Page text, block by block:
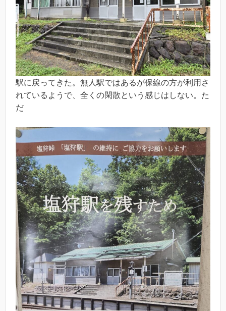
駅に戻ってきた。無人駅ではあるが保線の方が利用さ
れているようで、全くの閑散という感じはしない。た
だ